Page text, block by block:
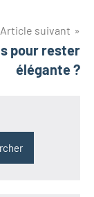
Article suivant
pour rester
élégante ?